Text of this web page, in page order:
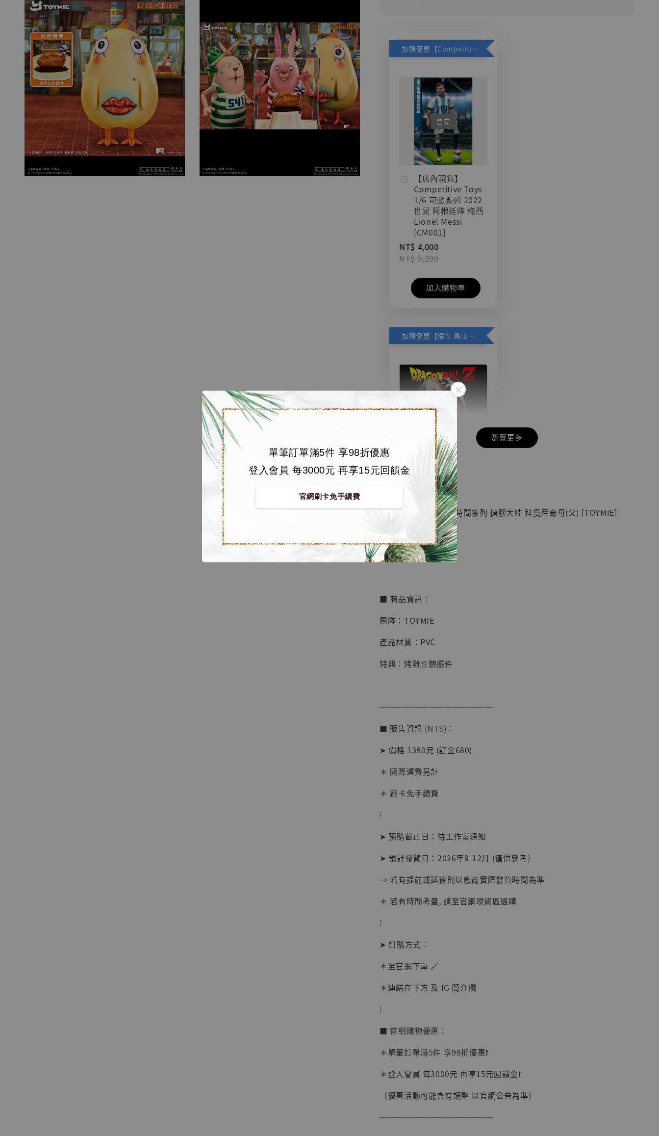
單筆訂單滿5件 享98折優惠
登入會員 每3000元 再享15元回饋金
官網刷卡免手續費
加購優惠【Competitive Toys 梅西 [CM001]】
售完
【店內現貨】
Competitive Toys
1/6 可動系列 2022
世足 阿根廷隊 梅西
Lionel Messi
[CM001]
NT$ 4,000
NT$ 5,200
加入購物車
加購優惠【悟空 鳥山明紀念款 [奇蹟工作室]】
【店內現貨】七龍珠
系列蒐藏雕像 悟空
鳥山明紀念款 [奇蹟
工作室]
NT$ 4,280
NT$ 5,580
- +
加入購物車
【店內現貨】海賊王
系列蒐藏雕像 布魯
克達摩 [7STARS
Studio]
NT$ 1,870
加購優惠【讓子彈飛 鵝城縣長 張麻子 [BK01]】
可動蒐藏人偶 讓子
彈飛 鵝城縣長 張麻
子 [BK01]
NT$ 5,300
-
瀏覽更多
🏝【無人島玩具】
【預購】監獄兔 娛樂時間系列 搪膠大娃 科曼尼奇母(父) [TOYMIE]
≡ 官方正版授權 ≡
■ 商品資訊：
團隊：TOYMIE
產品材質：PVC
特典：烤雞立體擺件
──────────────
■ 販售資訊 (NT$)：
➤ 價格 1380元 (訂金680)
＊ 國際運費另計
＊ 刷卡免手續費
⁝
➤ 預購截止日：待工作室通知
➤ 預計發貨日：2026年9-12月 (僅供參考)
→ 若有提前或延後則以廠商實際發貨時間為準
＊ 若有時間考量, 請至官網現貨區選購
⁝
➤ 訂購方式：
＊至官網下單 🔗
＊連結在下方 及 IG 簡介欄
⁝
■ 官網購物優惠：
＊單筆訂單滿5件 享98折優惠❗️
＊登入會員 每3000元 再享15元回饋金❗️
（優惠活動可能會有調整 以官網公告為準)
──────────────